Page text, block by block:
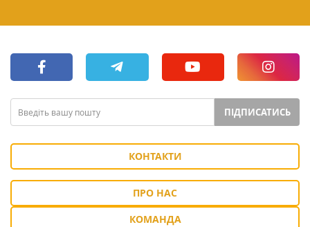
ПІДПИСАТИСЬ
КОНТАКТИ
ПРО НАС
КОМАНДА